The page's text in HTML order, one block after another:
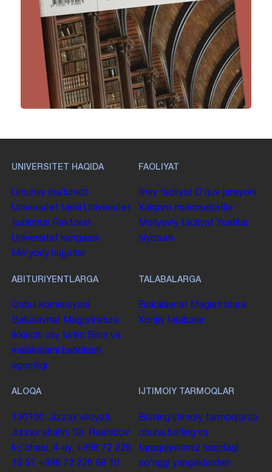
UNIVERSITET HAQIDA
Umumiy maʼlumot
Universitet tarixi Universitet
tuzilmasi
Rektorat
Universitet kengashi
Me'yoriy hujjatlar
FAOLIYAT
Ilmiy faoliyat Oʻquv jarayoni
Xalqaro munosabatlar
Moliyaviy faoliyat Yoshlar
siyosati
ABITURIYENTLARGA
Qabul komissiyasi
Bakalavriat Magistratura
Ikkinchi oliy taʼlim Bilim va
malakalarni baholash
agentligi
TALABALARGA
Bakalavriat Magistratura
Xorijiy talabalar
ALOQA
130100. Jizzax viloyati,
Jizzax shahri, Sh. Rashidov
koʻchasi, 4-uy. +998 72 226
13 57 +998 72 226 68 10
IJTIMOIY TARMOQLAR
Bizning ijtimoiy tarmoqlarda
obuna boʻling va
taraqqiyotimiz haqidagi
soʻnggi yangiliklardan